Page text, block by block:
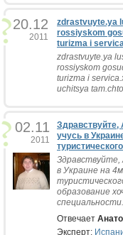
20.12
2011
zdrastvuyte.ya
rossiyskom
turizma i
zdrastvuyte.ya
rossiyskom
turizma i
uchitsya
02.11
2011
Здравствуйте,
учусь в
Здравствуйте,
в Украине на
образование
Отвечает
Эксперт: